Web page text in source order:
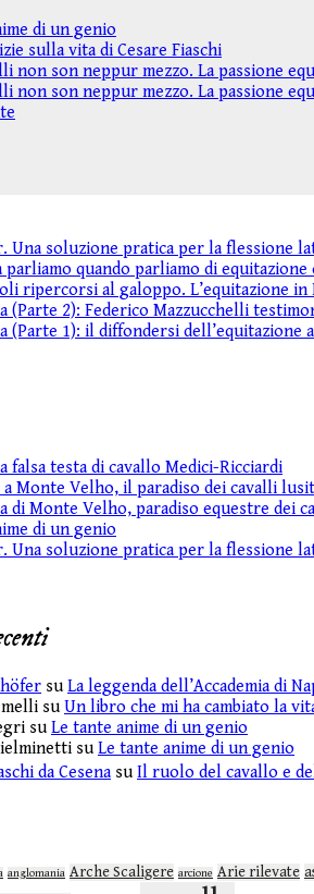
di un genio
sulla vita di Cesare Fiaschi
non son neppur mezzo. La passione
non son neppur mezzo. La passione
Una soluzione pratica per la flessione
parliamo quando parliamo di equitazione
ripercorsi al galoppo. L’equitazione
(Parte 2): Federico Mazzucchelli
(Parte 1): il diffondersi dell’equitazione
falsa testa di cavallo Medici-Ricciardi
Monte Velho, il paradiso dei cavalli
di Monte Velho, paradiso equestre dei
di un genio
Una soluzione pratica per la flessione
su La leggenda dell’Accademia di
su Un libro che mi ha cambiato la
su Le tante anime di un genio
su Le tante anime di un genio
da Cesenasu Il ruolo del cavallo e
anglomania Arche Scaligere arcione Arie rilevate